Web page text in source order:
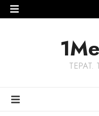
TEPAT.